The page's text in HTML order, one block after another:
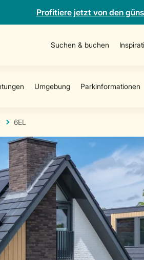
Profitiere jetzt von den
Suchen & buchen
6EL